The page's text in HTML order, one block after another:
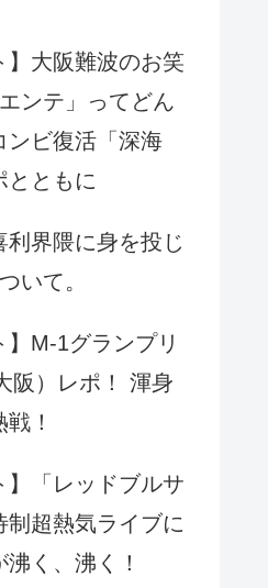
】大阪難波のお笑
ンテ」ってどん
ンビ復活「深海
とともに
利界隈に身を投じ
いて。
】M-1グランプリ
阪）レポ！ 渾身
！
】「レッドブルサ
制超熱気ライブに
く、沸く！